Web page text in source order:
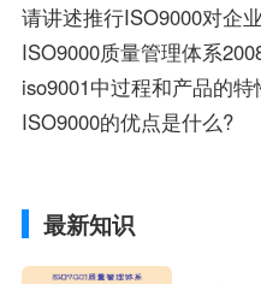
请讲述推行ISO9000对企
ISO9000质量管理体系
ISO9000的优点是什么?
最新知识